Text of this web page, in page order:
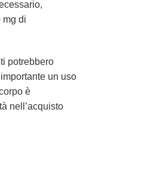
mg di
potrebbero
un uso
è
nell’acquisto